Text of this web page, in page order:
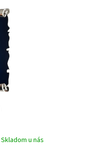
Skladom u nás